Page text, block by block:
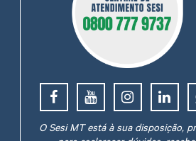
O Sesi MT está à sua disposição,